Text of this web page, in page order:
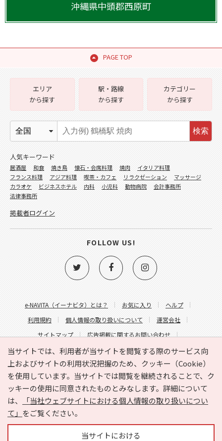
沖縄県中頭郡西原町
PAGE TOP
当サイトでは、利用者が当サイトを閲覧する際のサービス向
上およびサイトの利用状況把握のため、クッキー（Cookie）
を使用しています。当サイトでは閲覧を継続されることで、ク
ッキーの使用に同意されたものとみなします。詳細について
は、
「当社ウェブサイトにおける個人情報の取り扱いについ
て」 をご覧ください。
当サイトにおける
e-NAVITA（イーナビタ）とは？ お気に入り
ヘルプ
利用規約
個人情報の取り扱いについて
運営会社
サイトマップ
広告掲載に関するお問い合わせ
サイトの内容に関するお問い合わせ
エリア
から探す
駅・路線
から探す
カテゴリー
から探す
検索
人気キーワード
居酒屋 和食 焼き鳥 懐石・会席料理 焼肉
イタリア料理
フランス料理
アジア料理 喫茶・カフェ リラクゼーション
マッサージ
カラオケ
ビジネスホテル 内科 小児科 動物病院
会計事務所
法律事務所
掲載者ログイン
FOLLOW US!
Copyright © HYOJITO.Co.,Ltd. All Rights Reserved.